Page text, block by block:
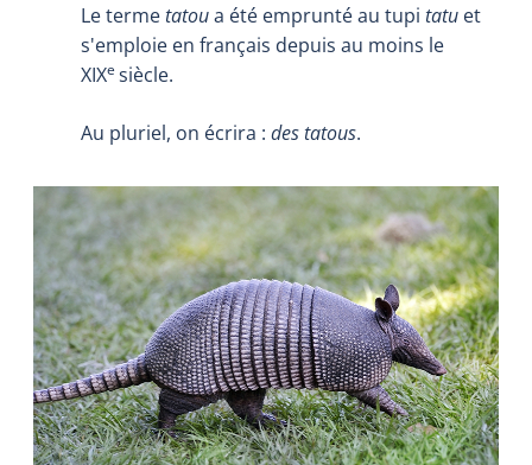
Le termetatoua été emprunté au tupi tatu et
s'emploie en français depuis au moins le
XIXe siècle.
Au pluriel, on écrira : des tatous.